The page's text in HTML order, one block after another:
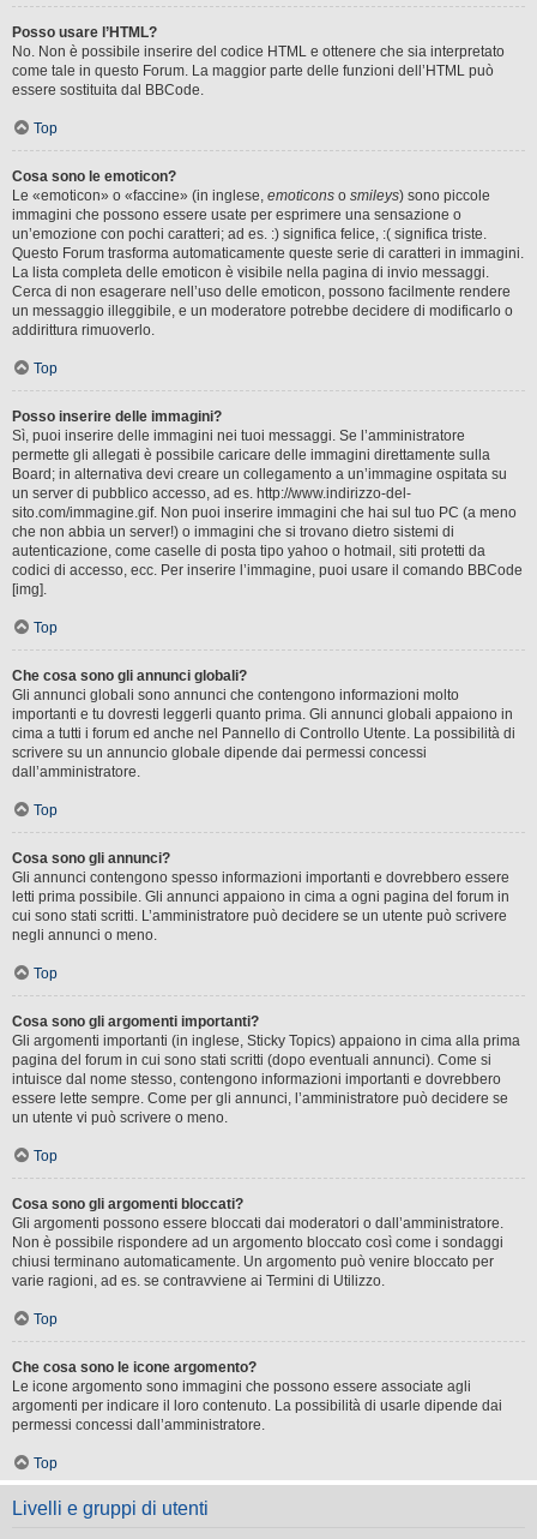
Posso usare l’HTML?
No. Non è possibile inserire del codice HTML e ottenere che sia interpretato
come tale in questo Forum. La maggior parte delle funzioni dell’HTML può
essere sostituita dal BBCode.
Top
Cosa sono le emoticon?
Le «emoticon» o «faccine» (in inglese, emoticons o smileys) sono piccole
immagini che possono essere usate per esprimere una sensazione o
un’emozione con pochi caratteri; ad es. :) significa felice, :( significa triste.
Questo Forum trasforma automaticamente queste serie di caratteri in immagini.
La lista completa delle emoticon è visibile nella pagina di invio messaggi.
Cerca di non esagerare nell’uso delle emoticon, possono facilmente rendere
un messaggio illeggibile, e un moderatore potrebbe decidere di modificarlo o
addirittura rimuoverlo.
Top
Posso inserire delle immagini?
Sì, puoi inserire delle immagini nei tuoi messaggi. Se l’amministratore
permette gli allegati è possibile caricare delle immagini direttamente sulla
Board; in alternativa devi creare un collegamento a un’immagine ospitata su
un server di pubblico accesso, ad es. http://www.indirizzo-del-
sito.com/immagine.gif. Non puoi inserire immagini che hai sul tuo PC (a meno
che non abbia un server!) o immagini che si trovano dietro sistemi di
autenticazione, come caselle di posta tipo yahoo o hotmail, siti protetti da
codici di accesso, ecc. Per inserire l’immagine, puoi usare il comando BBCode
[img].
Top
Che cosa sono gli annunci globali?
Gli annunci globali sono annunci che contengono informazioni molto
importanti e tu dovresti leggerli quanto prima. Gli annunci globali appaiono in
cima a tutti i forum ed anche nel Pannello di Controllo Utente. La possibilità di
scrivere su un annuncio globale dipende dai permessi concessi
dall’amministratore.
Top
Cosa sono gli annunci?
Gli annunci contengono spesso informazioni importanti e dovrebbero essere
letti prima possibile. Gli annunci appaiono in cima a ogni pagina del forum in
cui sono stati scritti. L’amministratore può decidere se un utente può scrivere
negli annunci o meno.
Top
Cosa sono gli argomenti importanti?
Gli argomenti importanti (in inglese, Sticky Topics) appaiono in cima alla prima
pagina del forum in cui sono stati scritti (dopo eventuali annunci). Come si
intuisce dal nome stesso, contengono informazioni importanti e dovrebbero
essere lette sempre. Come per gli annunci, l’amministratore può decidere se
un utente vi può scrivere o meno.
Top
Cosa sono gli argomenti bloccati?
Gli argomenti possono essere bloccati dai moderatori o dall’amministratore.
Non è possibile rispondere ad un argomento bloccato così come i sondaggi
chiusi terminano automaticamente. Un argomento può venire bloccato per
varie ragioni, ad es. se contravviene ai Termini di Utilizzo.
Top
Che cosa sono le icone argomento?
Le icone argomento sono immagini che possono essere associate agli
argomenti per indicare il loro contenuto. La possibilità di usarle dipende dai
permessi concessi dall’amministratore.
Top
Livelli e gruppi di utenti